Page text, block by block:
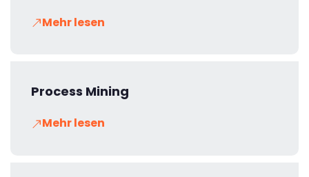
Mehr lesen
Process Mining
Mehr lesen